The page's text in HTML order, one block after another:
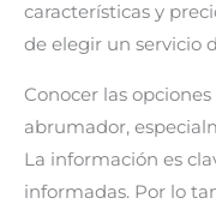
características y
de elegir un servicio
Conocer las
abrumador,
La información es
informadas. Por lo